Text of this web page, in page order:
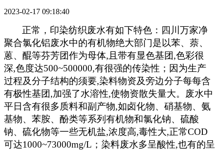
2023-02-17 09:18:40
正常，印染纺织废水有如下特色：四川万家净
聚合氯化铝废水中的有机物绝大部门是以苯、萘、
蒽、醌等芬芳团作为母体, 且带有显色基团,色彩很
深,色度达500~500000,有很强的传染性；因为生产
过程及分子结构的须要,染料物资及旁边分子每每含
有极性基团,加强了水溶性,使物资散失量大。废水中
平日含有很多质料和副产物,如卤化物、硝基物、氨
基物、苯胺、酚类等系列有机物和氯化钠、硫酸
钠、硫化物等一些无机盐,浓度高,毒性大,正常COD
可达1000~73000mg/L ；染料废水多呈酸性,也有的呈